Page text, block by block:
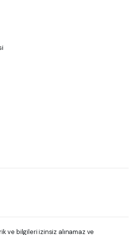
ve bilgileri izinsiz alınamaz ve